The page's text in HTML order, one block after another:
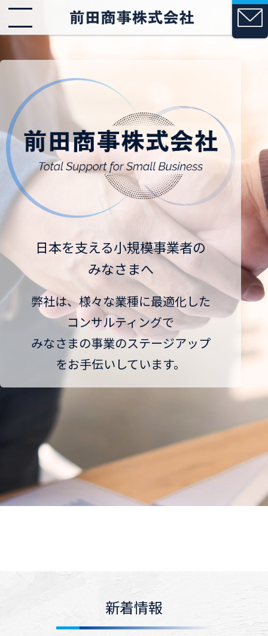
日本を支える小規模事業者の
みなさまへ
弊社は、様々な業種に最適化した
コンサルティングで
みなさまの事業のステージアップ
をお手伝いしています。
新着情報